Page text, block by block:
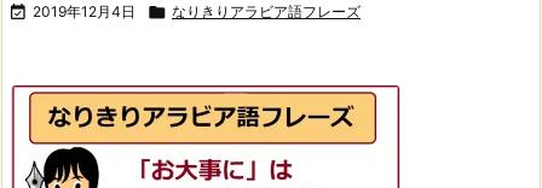
 2019年12月4日  なりきりアラビア語フレーズ